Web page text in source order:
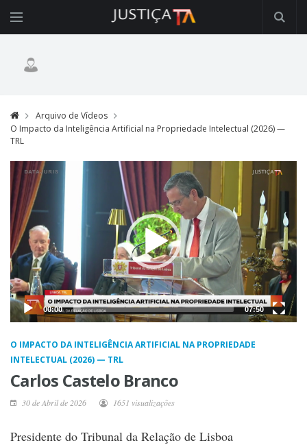
Arquivo de Vídeos
O Impacto da Inteligência Artificial na Propriedade Intelectual (2026) —
TRL
Video
Player
00:00 07:50
O IMPACTO DA INTELIGÊNCIA ARTIFICIAL NA PROPRIEDADE
INTELECTUAL (2026) — TRL
Carlos Castelo Branco
30 de Abril de 2026 1651 visualizações
Presidente do Tribunal da Relação de Lisboa